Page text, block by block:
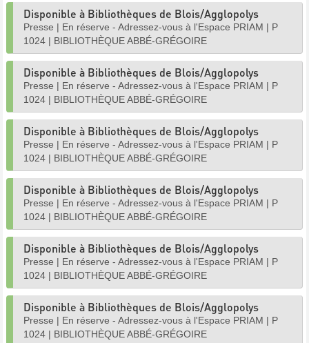
Disponible à Bibliothèques de Blois/Agglopolys
Presse | En réserve - Adressez-vous à l'Espace PRIAM | P
1024 | BIBLIOTHÈQUE ABBÉ-GRÉGOIRE
Disponible à Bibliothèques de Blois/Agglopolys
Presse | En réserve - Adressez-vous à l'Espace PRIAM | P
1024 | BIBLIOTHÈQUE ABBÉ-GRÉGOIRE
Disponible à Bibliothèques de Blois/Agglopolys
Presse | En réserve - Adressez-vous à l'Espace PRIAM | P
1024 | BIBLIOTHÈQUE ABBÉ-GRÉGOIRE
Disponible à Bibliothèques de Blois/Agglopolys
Presse | En réserve - Adressez-vous à l'Espace PRIAM | P
1024 | BIBLIOTHÈQUE ABBÉ-GRÉGOIRE
Disponible à Bibliothèques de Blois/Agglopolys
Presse | En réserve - Adressez-vous à l'Espace PRIAM | P
1024 | BIBLIOTHÈQUE ABBÉ-GRÉGOIRE
Disponible à Bibliothèques de Blois/Agglopolys
Presse | En réserve - Adressez-vous à l'Espace PRIAM | P
1024 | BIBLIOTHÈQUE ABBÉ-GRÉGOIRE